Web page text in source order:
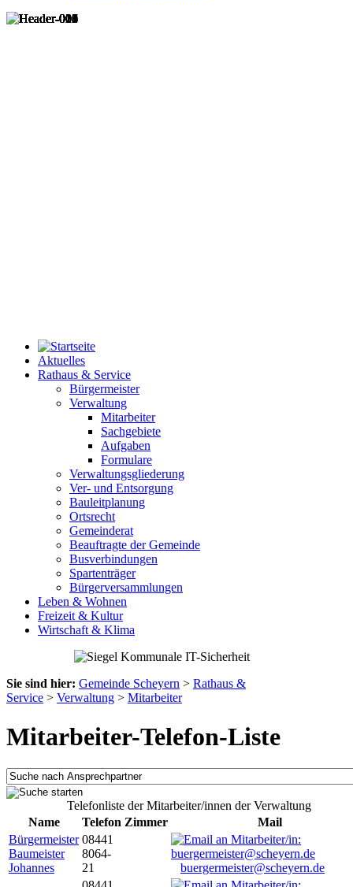
Aktuelles
Rathaus & Service
Bürgermeister
Verwaltung
Mitarbeiter
Sachgebiete
Aufgaben
Formulare
Verwaltungsgliederung
Ver- und Entsorgung
Bauleitplanung
Ortsrecht
Gemeinderat
Beauftragte der Gemeinde
Busverbindungen
Spartenträger
Bürgerversammlungen
Leben & Wohnen
Freizeit & Kultur
Wirtschaft & Klima
Sie sind hier: Gemeinde Scheyern > Rathaus &
Service > Verwaltung > Mitarbeiter
Mitarbeiter-Telefon-Liste
Telefonliste der Mitarbeiter/innen der Verwaltung
Name
Telefon Zimmer
Mail
Bürgermeister
Baumeister
Johannes
08441
8064-
21
buergermeister@scheyern.de